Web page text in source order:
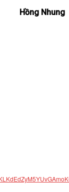
Hồng Nhung